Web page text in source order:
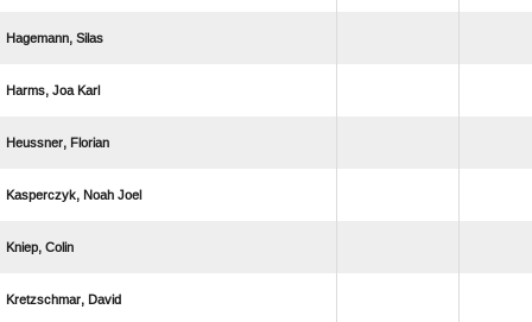
 
  
 
  
 
 